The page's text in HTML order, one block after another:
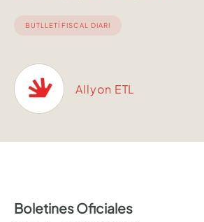
BUTLLETÍ FISCAL DIARI
Allyon ETL
Boletines Oficiales